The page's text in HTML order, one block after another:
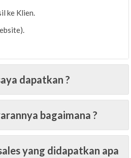
ke Klien.
dapatkan ?
bagaimana ?
yang didapatkan apa